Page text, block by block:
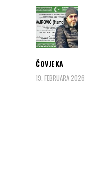
ČOVJEKA
19. FEBRUARA 2026